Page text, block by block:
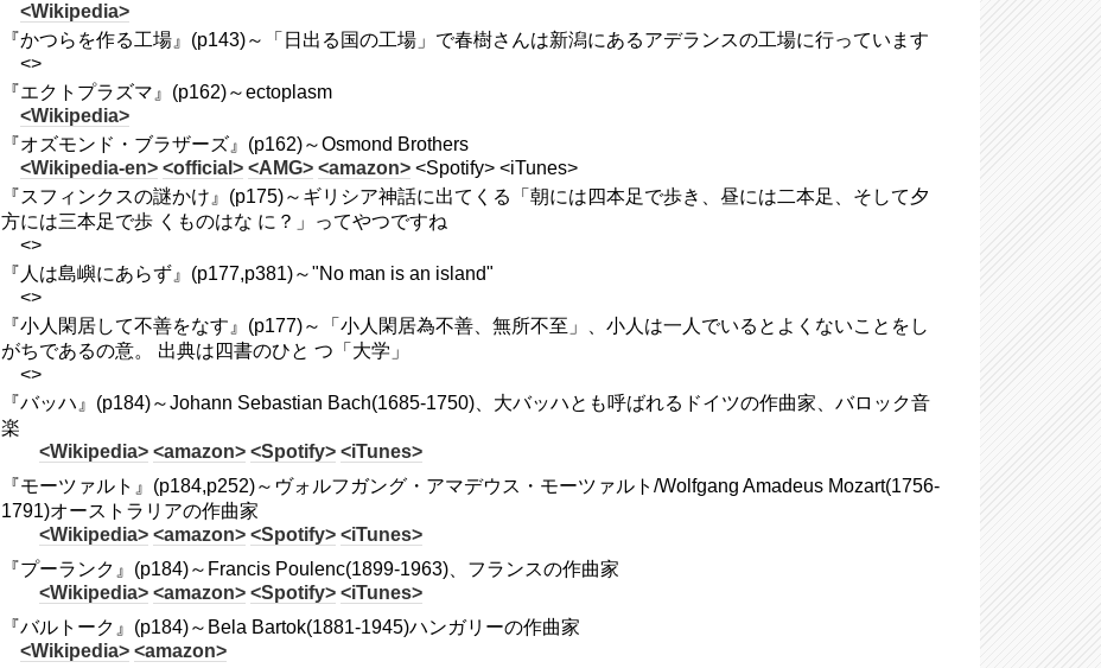
<Wikipedia>
『かつらを作る工場』(p143)～「日出る国の工場」で春樹さんは新潟にあるアデランスの工場に行っています
<>
『エクトプラズマ』(p162)～ectoplasm
<Wikipedia>
『オズモンド・ブラザーズ』(p162)～Osmond Brothers
<Wikipedia-en> <official> <AMG> <amazon> <Spotify> <iTunes>
『スフィンクスの謎かけ』(p175)～ギリシア神話に出てくる「朝には四本足で歩き、昼には二本足、そして夕
方には三本足で歩 くものはな に？」ってやつですね
<>
『人は島嶼にあらず』(p177,p381)～"No man is an island"
<>
『小人閑居して不善をなす』(p177)～「小人閑居為不善、無所不至」、小人は一人でいるとよくないことをし
がちであるの意。 出典は四書のひと つ「大学」
<>
『バッハ』(p184)～Johann Sebastian Bach(1685-1750)、大バッハとも呼ばれるドイツの作曲家、バロック音
楽
<Wikipedia> <amazon> <Spotify> <iTunes>
『モーツァルト』(p184,p252)～ヴォルフガング・アマデウス・モーツァルト/Wolfgang Amadeus Mozart(1756-
1791)オーストラリアの作曲家
<Wikipedia> <amazon> <Spotify> <iTunes>
『プーランク』(p184)～Francis Poulenc(1899-1963)、フランスの作曲家
<Wikipedia> <amazon> <Spotify> <iTunes>
『バルトーク』(p184)～Bela Bartok(1881-1945)ハンガリーの作曲家
<Wikipedia> <amazon>